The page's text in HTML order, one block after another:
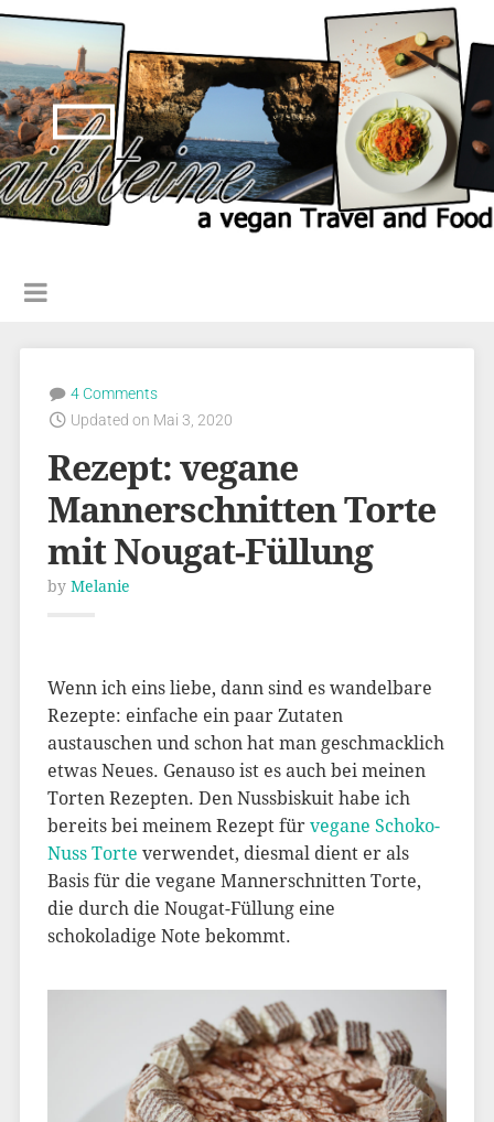
4 Comments
Updated on Mai 3, 2020
Rezept: vegane
Mannerschnitten Torte
mit Nougat-Füllung
by Melanie
Wenn ich eins liebe, dann sind es wandelbare
Rezepte: einfache ein paar Zutaten
austauschen und schon hat man geschmacklich
etwas Neues. Genauso ist es auch bei meinen
Torten Rezepten. Den Nussbiskuit habe ich
bereits bei meinem Rezept für vegane Schoko-
Nuss Torte verwendet, diesmal dient er als
Basis für die vegane Mannerschnitten Torte,
die durch die Nougat-Füllung eine
schokoladige Note bekommt.